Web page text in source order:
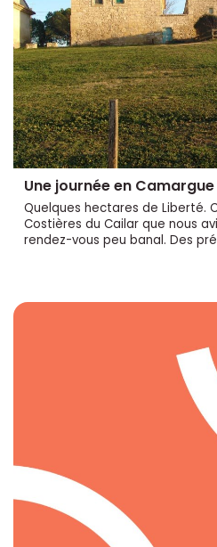
Une journée en Camargue
Quelques hectares de Liberté.
Costières du Cailar que nous
rendez-vous peu banal. Des